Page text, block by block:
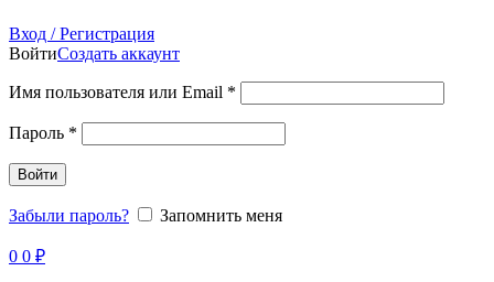
Вход / Регистрация
ВойтиСоздать аккаунт
Имя пользователя или Email *
Пароль *
Войти
Забыли пароль? Запомнить меня
0 0 ₽